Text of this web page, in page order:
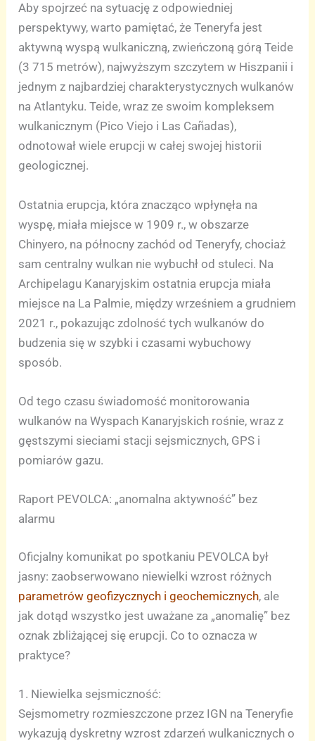
Aby spojrzeć na sytuację z odpowiedniej
perspektywy, warto pamiętać, że Teneryfa jest
aktywną wyspą wulkaniczną, zwieńczoną górą Teide
(3 715 metrów), najwyższym szczytem w Hiszpanii i
jednym z najbardziej charakterystycznych wulkanów
na Atlantyku. Teide, wraz ze swoim kompleksem
wulkanicznym (Pico Viejo i Las Cañadas),
odnotował wiele erupcji w całej swojej historii
geologicznej.
Ostatnia erupcja, która znacząco wpłynęła na
wyspę, miała miejsce w 1909 r., w obszarze
Chinyero, na północny zachód od Teneryfy, chociaż
sam centralny wulkan nie wybuchł od stuleci. Na
Archipelagu Kanaryjskim ostatnia erupcja miała
miejsce na La Palmie, między wrześniem a grudniem
2021 r., pokazując zdolność tych wulkanów do
budzenia się w szybki i czasami wybuchowy
sposób.
Od tego czasu świadomość monitorowania
wulkanów na Wyspach Kanaryjskich rośnie, wraz z
gęstszymi sieciami stacji sejsmicznych, GPS i
pomiarów gazu.
Raport PEVOLCA: „anomalna aktywność” bez
alarmu
Oficjalny komunikat po spotkaniu PEVOLCA był
jasny: zaobserwowano niewielki wzrost różnych
parametrów geofizycznych i geochemicznych, ale
jak dotąd wszystko jest uważane za „anomalię” bez
oznak zbliżającej się erupcji. Co to oznacza w
praktyce?
1. Niewielka sejsmiczność:
Sejsmometry rozmieszczone przez IGN na Teneryfie
wykazują dyskretny wzrost zdarzeń wulkanicznych o